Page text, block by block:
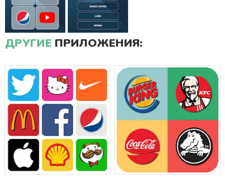
ДРУГИЕ ПРИЛОЖЕНИЯ: